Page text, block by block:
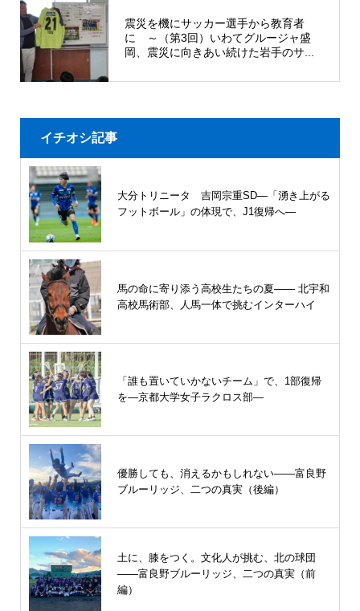
震災を機にサッカー選手から教育者
に ～（第3回）いわてグルージャ盛
岡、震災に向きあい続けた岩手のサ...
イチオシ記事
大分トリニータ 吉岡宗重SD―「湧き上がる
フットボール」の体現で、J1復帰へ―
馬の命に寄り添う高校生たちの夏—— 北宇和
高校馬術部、人馬一体で挑むインターハイ
「誰も置いていかないチーム」で、1部復帰
を―京都大学女子ラクロス部―
優勝しても、消えるかもしれない――富良野
ブルーリッジ、二つの真実（後編）
土に、膝をつく。文化人が挑む、北の球団
――富良野ブルーリッジ、二つの真実（前
編）